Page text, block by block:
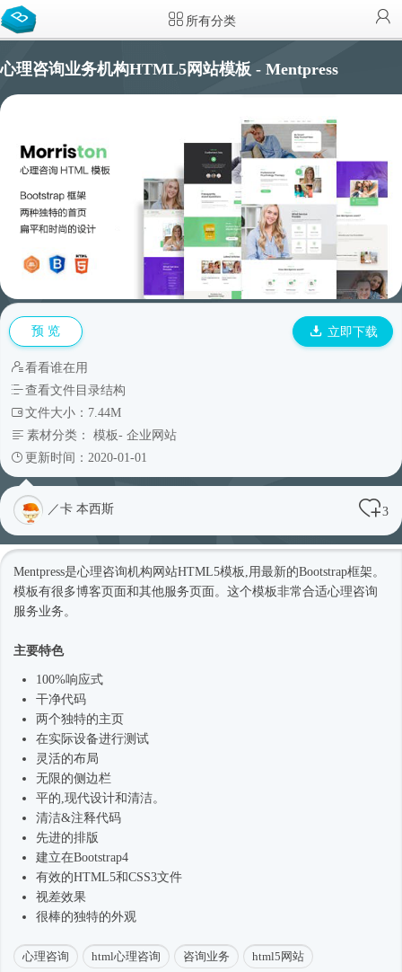
所有分类
心理咨询业务机构HTML5网站模板 - Mentpress
预 览 立即下载
看看谁在用
查看文件目录结构
文件大小：7.44M
素材分类： 模板- 企业网站
更新时间：2020-01-01
／卡 本西斯 3
Mentpress是心理咨询机构网站HTML5模板 ,用最新的Bootstrap框架 。
模板有很多博客页面和其他服务页面。这个模板非常合适心理咨询
服务业务。
主要特色
100%响应式
干净代码
两个独特的主页
在实际设备进行测试
灵活的布局
无限的侧边栏
平的,现代设计和清洁。
清洁&注释代码
先进的排版
建立在Bootstrap4
有效的HTML5和CSS3文件
视差效果
很棒的独特的外观
心理咨询 html心理咨询 咨询业务 html5网站